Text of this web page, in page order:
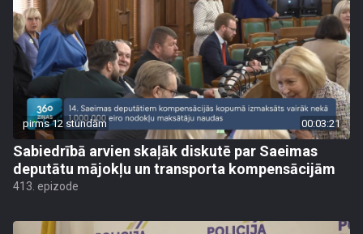
pirms 12 stundām 00:03:21
Sabiedrībā arvien skaļāk diskutē par Saeimas
deputātu mājokļu un transporta kompensācijām
413. epizode